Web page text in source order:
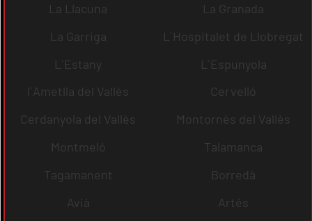
La Llacuna
La Granada
La Garriga
L´Hospitalet de Llobregat
L´Estany
L´Espunyola
l´Ametlla del Vallès
Cervelló
Cerdanyola del Vallès
Montornès del Vallès
Montmeló
Talamanca
Tagamanent
Borredà
Avià
Artés